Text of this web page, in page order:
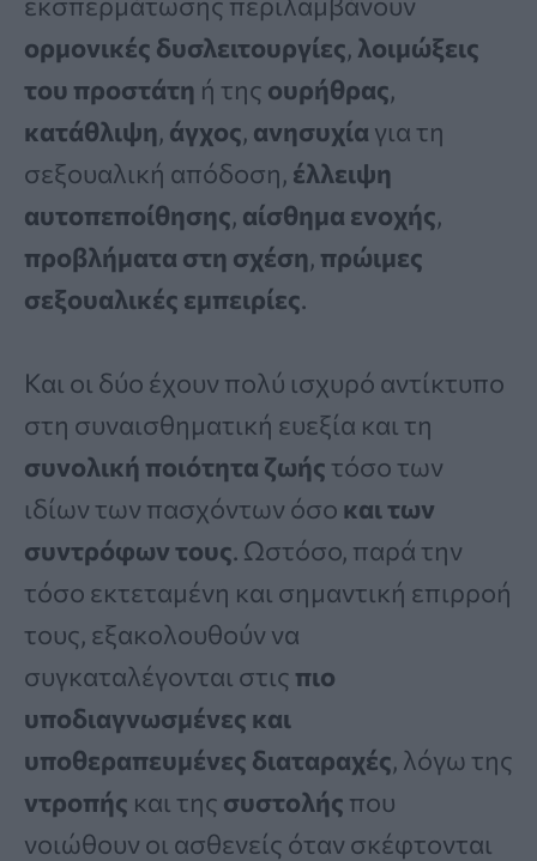
ορμονικές δυσλειτουργίες, λοιμώξεις
του προστάτη ή της ουρήθρας,
κατάθλιψη, άγχος, ανησυχία για τη
σεξουαλική απόδοση, έλλειψη
αυτοπεποίθησης, αίσθημα ενοχής,
προβλήματα στη σχέση, πρώιμες
σεξουαλικές εμπειρίες.
Και οι δύο έχουν πολύ ισχυρό αντίκτυπο
στη συναισθηματική ευεξία και τη
συνολική ποιότητα ζωής τόσο των
ιδίων των πασχόντων όσο και των
συντρόφων τους. Ωστόσο, παρά την
τόσο εκτεταμένη και σημαντική επιρροή
τους, εξακολουθούν να
συγκαταλέγονται στις πιο
υποδιαγνωσμένες και
υποθεραπευμένες διαταραχές, λόγω της
ντροπής και της συστολής που
νοιώθουν οι ασθενείς όταν σκέφτονται